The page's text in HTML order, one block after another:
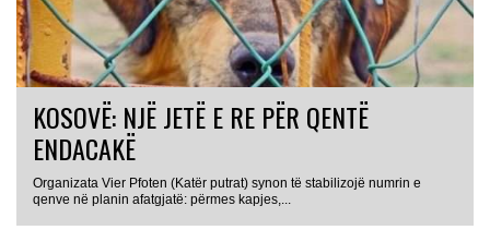
KOSOVË: NJË JETË E RE PËR QENTË
ENDACAKË
Organizata Vier Pfoten (Katër putrat) synon të stabilizojë numrin e
qenve në planin afatgjatë: përmes kapjes,...